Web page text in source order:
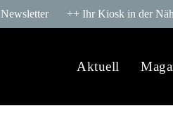
Newsletter ++ Ihr Kiosk in der
Aktuell